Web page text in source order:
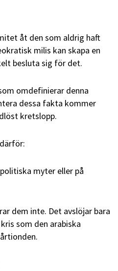
åt den som aldrig haft
milis kan skapa en
besluta sig för det.
omdefinierar denna
dessa fakta kommer
kretslopp.
myter eller på
dem inte. Det avslöjar bara
som den arabiska